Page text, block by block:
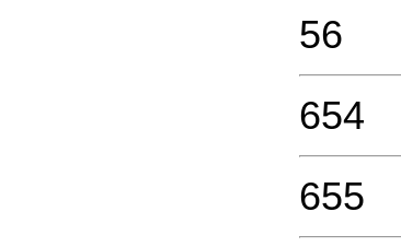
56
654
655